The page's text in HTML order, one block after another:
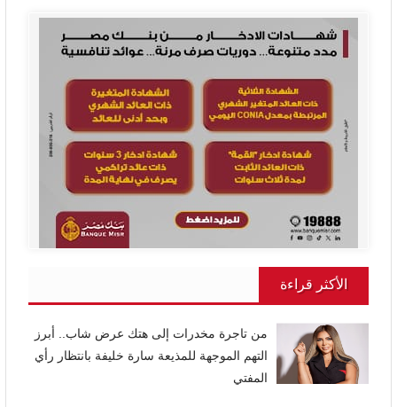
الأكثر قراءة
من تاجرة مخدرات إلى هتك عرض شاب.. أبرز
التهم الموجهة للمذيعة سارة خليفة بانتظار رأي
المفتي